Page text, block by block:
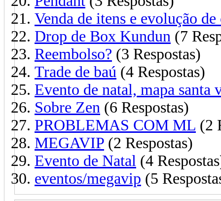
Venda de itens e evolução de
Drop de Box Kundun (7
Reembolso? (3 Respostas)
Trade de baú (4 Respostas)
Evento de natal, mapa santa
Sobre Zen (6 Respostas)
PROBLEMAS COM ML (2
MEGAVIP (2 Respostas)
Evento de Natal (4
eventos/megavip (5